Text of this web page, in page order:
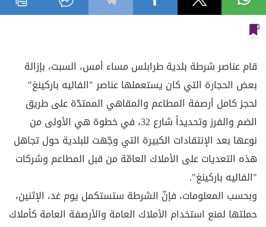
قام عناصر شرطة بلدية طرابلس مساء أمس، السبت، بإزالة
بعض الحجارة التي كان يستعملها عناصر "الفاليه باركينغ"
لحجز كامل أرصفة المطاعم والمقاهي الممتدّة على طريق
الضم والفرز وتحديداً شارع 32، في خطوة هي الأولى من
نوعها بعد الإنتقادات الكبيرة التي وجّهت للبلدية حول تجاهل
هذه التعديات على الأملاك العامّة من قبل المطاعم وشركات
"الفاليه باركينغ".
وبحسب المعلومات، فإنّ الشرطة ستستكمل يوم غد، الإثنين،
حملتها لمنع استخدام الأملاك العامة والأرصفة العامة كأملاك